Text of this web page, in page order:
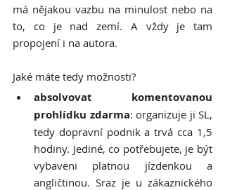
má nějakou vazbu na minulost nebo na
to, co je nad zemí. A vždy je tam
propojení i na autora.
Jaké máte tedy možnosti?
absolvovat komentovanou
prohlídku zdarma: organizuje ji SL,
tedy dopravní podnik a trvá cca 1,5
hodiny. Jediné, co potřebujete, je být
vybaveni platnou jízdenkou a
angličtinou. Sraz je u zákaznického